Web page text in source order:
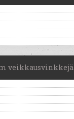
veikkausvinkkejä